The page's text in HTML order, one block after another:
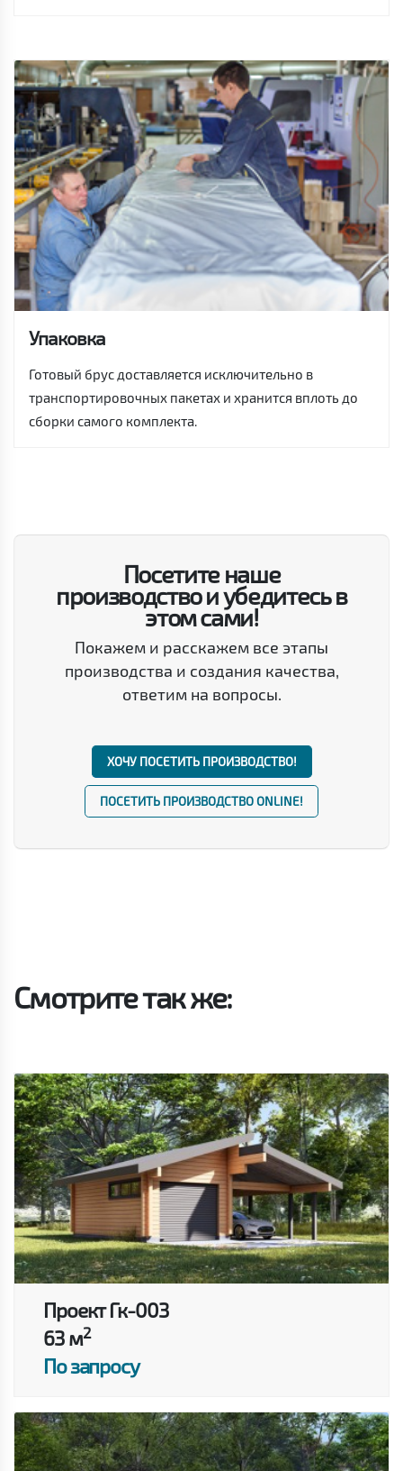
Упаковка
Готовый брус доставляется исключительно в
транспортировочных пакетах и хранится вплоть до
сборки самого комплекта.
Посетите наше
производство и убедитесь в
этом сами!
Покажем и расскажем все этапы
производства и создания качества,
ответим на вопросы.
ХОЧУ ПОСЕТИТЬ ПРОИЗВОДСТВО!
ПОСЕТИТЬ ПРОИЗВОДСТВО ONLINE!
Смотрите так же:
Проект Гк-003
63 м2
По запросу